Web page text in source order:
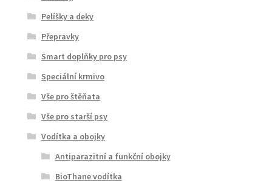
Pelíšky a deky
Přepravky
Smart doplňky pro psy
Speciální krmivo
Vše pro štěňata
Vše pro starší psy
Vodítka a obojky
Antiparazitní a funkční obojky
BioThane vodítka